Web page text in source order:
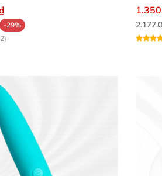
Osensual hoạt động mượt mà,
Trứng Rung Quần Lót Lovetoy Osensual
Quả
người mới. Giữ nút nguồn 2
-29%